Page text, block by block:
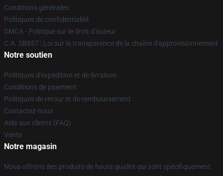
Conditions générales
Politiques de confidentialité
DMCA - Politique sur le droit d'auteur
C.A. SB657 : Loi sur la transparence de la chaîne d'approvisionnement
Notre soutien
Politiques d'expédition et de livraison
Conditions de paiement
Politiques de retour et de remboursement
Contactez-nous
Aide aux clients (FAQ)
Vente
Notre magasin
Nous offrons des produits de haute qualité qui sont spécifiquement